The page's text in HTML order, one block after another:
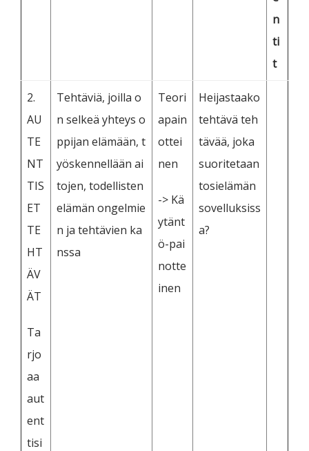
n
ti
t
2.
AU
TE
NT
TIS
ET
TE
HT
ÄV
ÄT
Ta
rjo
aa
aut
ent
tisi
Tehtäviä, joilla o
n selkeä yhteys o
ppijan elämään, t
yöskennellään ai
tojen, todellisten
elämän ongelmie
n ja tehtävien ka
nssa
Teori
apain
ottei
nen
-> Kä
ytänt
ö-pai
notte
inen
Heijastaako
tehtävä teh
tävää, joka
suoritetaan
tosielämän
sovelluksiss
a?